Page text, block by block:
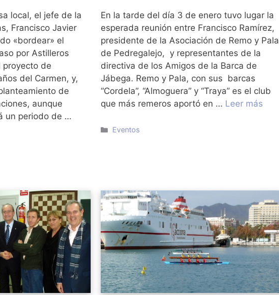
local, el jefe de la
Francisco Javier
«bordear» el
por Astilleros
proyecto de
del Carmen, y,
de
aunque
un periodo de …
En la tarde del día 3 de enero tuvo lugar la
esperada reunión entre Francisco Ramírez,
presidente de la Asociación de Remo y Pala
de Pedregalejo, y representantes de la
directiva de los Amigos de la Barca de
Jábega. Remo y Pala, con sus barcas
“Cordela”, “Almoguera” y “Traya” es el club
que más remeros aportó en … Leer más
Categorías
Eventos